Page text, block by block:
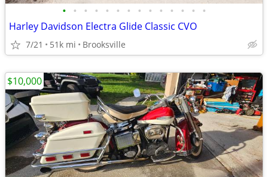
• • • • • • • • • • • • • •
Harley Davidson Electra Glide Classic CVO
7/21 51k mi Brooksville
$10,000